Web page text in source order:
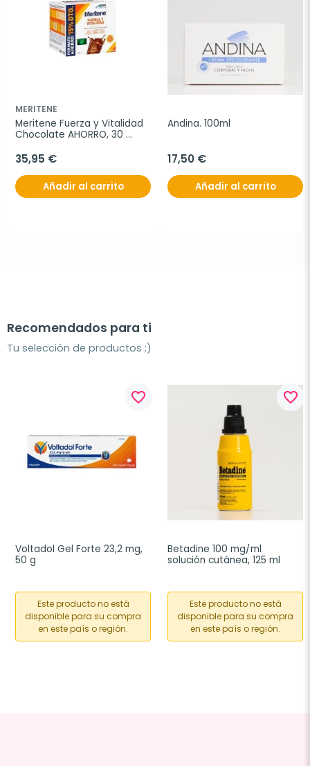
MERITENE
Meritene Fuerza y Vitalidad
Chocolate AHORRO, 30
35,95 €
Añadir al carrito
Andina. 100ml
17,50 €
Añadir al carrito
Recomendados para ti
Tu selección de productos ;)
favorite_border
Voltadol Gel Forte 23,2 mg,
50 g
Este producto no está
disponible para su compra
en este país o región.
favorite_border
Betadine 100 mg/ml
solución cutánea, 125 ml
Este producto no está
disponible para su compra
en este país o región.